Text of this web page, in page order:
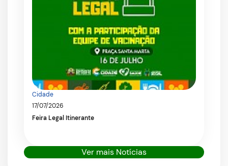
Cidade
17/07/2026
Feira Legal Itinerante
Ver mais Notícias